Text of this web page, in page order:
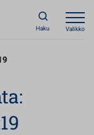
Haku Valikko